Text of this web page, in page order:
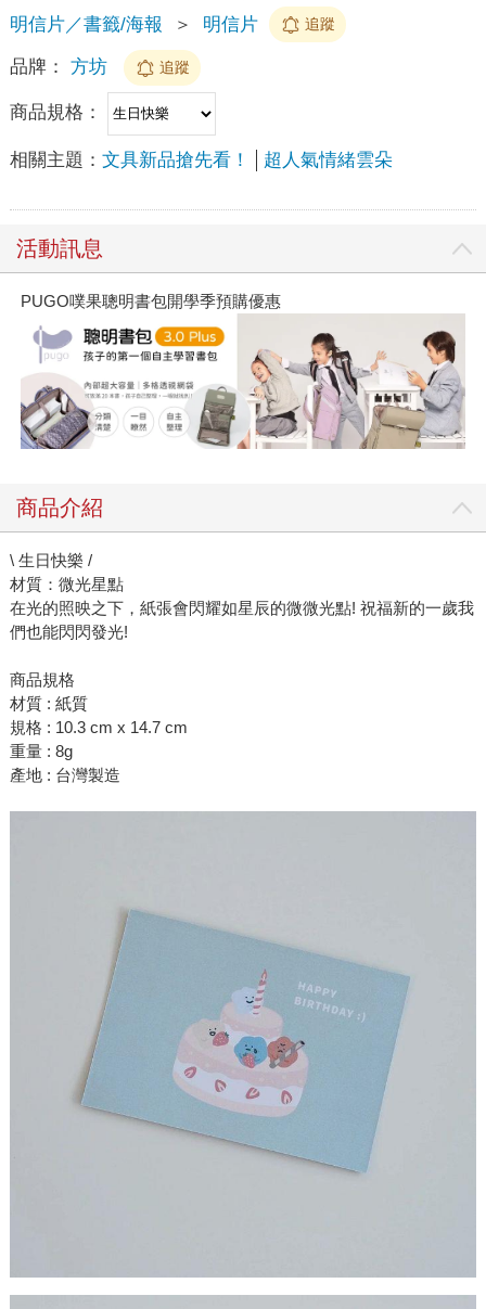
明信片／書籤/海報
＞ 明信片 追蹤
品牌： 方坊 追蹤
商品規格：
相關主題： 文具新品搶先看！ 超人氣情緒雲朵
活動訊息
PUGO噗果聰明書包開學季預購優惠
商品介紹
\ 生日快樂 /
材質：微光星點
在光的照映之下，紙張會閃耀如星辰的微微光點! 祝福新的一歲我
們也能閃閃發光!
商品規格
材質 : 紙質
規格 : 10.3 cm x 14.7 cm
重量 : 8g
產地 : 台灣製造